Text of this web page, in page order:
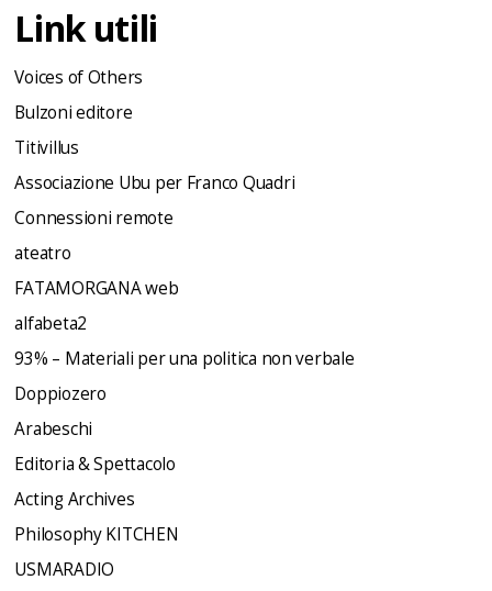
Link utili
Voices of Others
Bulzoni editore
Titivillus
Associazione Ubu per Franco Quadri
Connessioni remote
ateatro
FATAMORGANA web
alfabeta2
93% – Materiali per una politica non verbale
Doppiozero
Arabeschi
Editoria & Spettacolo
Acting Archives
Philosophy KITCHEN
USMARADIO